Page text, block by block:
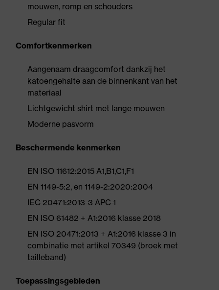
mouwen, romp en schouders
Regular fit
Comfortkenmerken
Aangenaam draagcomfort dankzij het
katoengehalte aan de binnenkant van het
materiaal
Lichtgewicht shirt met lange mouwen
Moderne pasvorm
Beschermende kenmerken
EN ISO 11612:2015 A1,B1,C1,F1
EN 1149-5:2, en 1149-2:2020:2004
IEC 20471:2013-3 APC-1
EN ISO 61482 + A1:2016 klasse 2018
EN ISO 20471:2013 + A1:2016 klasse 3 in
combinatie met artikel 70349 (broek met
tailleband)
Toepassingsgebieden